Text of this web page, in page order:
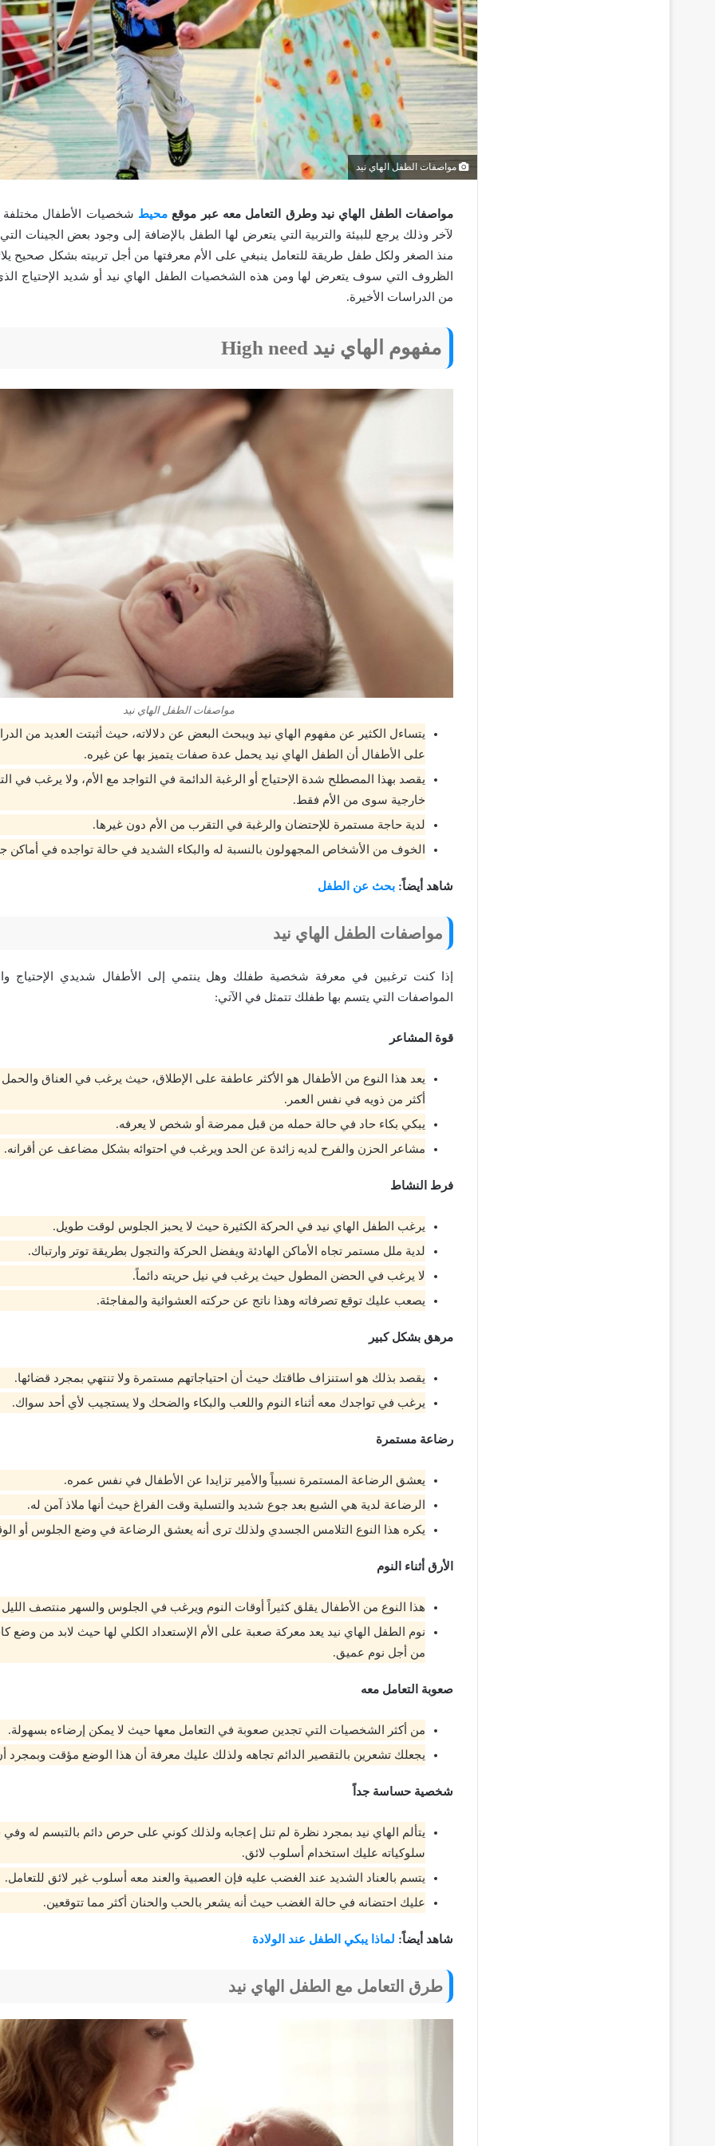
مواصفات الطفل الهاي نيد
مواصفات الطفل الهاي نيد وطرق التعامل معه عبر موقع محيط شخصيات الأطفال
لآخر وذلك يرجع للبيئة والتربية التي يتعرض لها الطفل بالإضافة إلى وجود بعض الجينات
منذ الصغر ولكل طفل طريقة للتعامل ينبغي على الأم معرفتها من أجل تربيته بشكل صحيح
الظروف التي سوف يتعرض لها ومن هذه الشخصيات الطفل الهاي نيد أو شديد الإحتياج
من الدراسات الأخيرة.
مفهوم الهاي نيد High need
مواصفات الطفل الهاي نيد
يتساءل الكثير عن مفهوم الهاي نيد ويبحث البعض عن دلالاته، حيث أثبتت العديد من
على الأطفال أن الطفل الهاي نيد يحمل عدة صفات يتميز بها عن غيره.
يقصد بهذا المصطلح شدة الإحتياج أو الرغبة الدائمة في التواجد مع الأم، ولا يرغب في
خارجية سوى من الأم فقط.
لدية حاجة مستمرة للإحتضان والرغبة في التقرب من الأم دون غيرها.
الخوف من الأشخاص المجهولون بالنسبة له والبكاء الشديد في حالة تواجده في أماكن
شاهد أيضاً: بحث عن الطفل
مواصفات الطفل الهاي نيد
إذا كنت ترغبين في معرفة شخصية طفلك وهل ينتمي إلى الأطفال شديدي الإحتياج
المواصفات التي يتسم بها طفلك تتمثل في الآتي:
قوة المشاعر
يعد هذا النوع من الأطفال هو الأكثر عاطفة على الإطلاق، حيث يرغب في العناق
أكثر من ذويه في نفس العمر.
يبكي بكاء حاد في حالة حمله من قبل ممرضة أو شخص لا يعرفه.
مشاعر الحزن والفرح لديه زائدة عن الحد ويرغب في احتوائه بشكل مضاعف عن أقرانه.
فرط النشاط
يرغب الطفل الهاي نيد في الحركة الكثيرة حيث لا يحبز الجلوس لوقت طويل.
لدية ملل مستمر تجاه الأماكن الهادئة ويفضل الحركة والتجول بطريقة توتر وارتباك.
لا يرغب في الحضن المطول حيث يرغب في نيل حريته دائماً.
يصعب عليك توقع تصرفاته وهذا ناتج عن حركته العشوائية والمفاجئة.
مرهق بشكل كبير
يقصد بذلك هو استنزاف طاقتك حيث أن احتياجاتهم مستمرة ولا تنتهي بمجرد قضائها.
يرغب في تواجدك معه أثناء النوم واللعب والبكاء والضحك ولا يستجيب لأي أحد سواك.
رضاعة مستمرة
يعشق الرضاعة المستمرة نسبياً والأمير تزايدا عن الأطفال في نفس عمره.
الرضاعة لدية هي الشبع بعد جوع شديد والتسلية وقت الفراغ حيث أنها ملاذ آمن له.
يكره هذا النوع التلامس الجسدي ولذلك ترى أنه يعشق الرضاعة في وضع الجلوس أو
الأرق أثناء النوم
هذا النوع من الأطفال يقلق كثيراً أوقات النوم ويرغب في الجلوس والسهر منتصف الليل
نوم الطفل الهاي نيد يعد معركة صعبة على الأم الإستعداد الكلي لها حيث لابد من وضع
من أجل نوم عميق.
صعوبة التعامل معه
من أكثر الشخصيات التي تجدين صعوبة في التعامل معها حيث لا يمكن إرضاءه بسهولة.
يجعلك تشعرين بالتقصير الدائم تجاهه ولذلك عليك معرفة أن هذا الوضع مؤقت وبمجرد
شخصية حساسة جداً
يتألم الهاي نيد بمجرد نظرة لم تنل إعجابه ولذلك كوني على حرص دائم بالتبسم له وفي
سلوكياته عليك استخدام أسلوب لائق.
يتسم بالعناد الشديد عند الغضب عليه فإن العصبية والعند معه أسلوب غير لائق للتعامل.
عليك احتضانه في حالة الغضب حيث أنه يشعر بالحب والحنان أكثر مما تتوقعين.
شاهد أيضاً: لماذا يبكي الطفل عند الولادة
طرق التعامل مع الطفل الهاي نيد